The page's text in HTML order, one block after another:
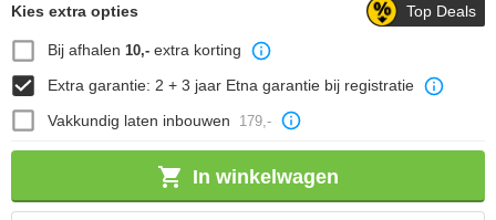
Top Deals
Kies extra opties
Bij afhalen 10,-extra korting
Extra garantie: 2 + 3 jaar Etna garantie bij registratie
Vakkundig laten inbouwen
179,-
In winkelwagen